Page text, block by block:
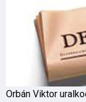
Orbán Viktor